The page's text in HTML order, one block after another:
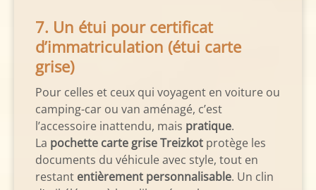
7. Un étui pour certificat
d’immatriculation (étui carte
grise)
Pour celles et ceux qui voyagent en voiture ou
camping-car ou van aménagé, c’est
l’accessoire inattendu, mais pratique.
La pochette carte grise Treizkot protège les
documents du véhicule avec style, tout en
restant entièrement personnalisable. Un clin